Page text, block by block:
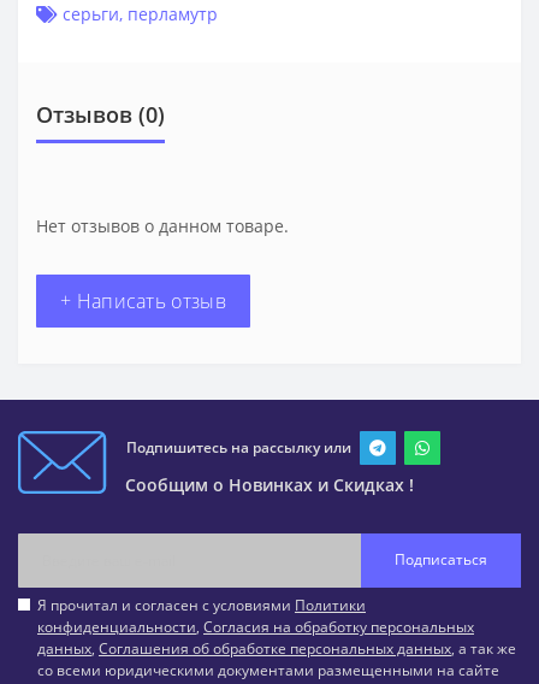
серьги, перламутр
Отзывов (0)
Нет отзывов о данном товаре.
+ Написать отзыв
Подпишитесь на рассылку или
Сообщим о Новинках и Скидках !
Подписаться
Я прочитал и согласен с условиями Политики
конфиденциальности, Согласия на обработку персональных
данных, Соглашения об обработке персональных данных, а так же
со всеми юридическими документами размещенными на сайте